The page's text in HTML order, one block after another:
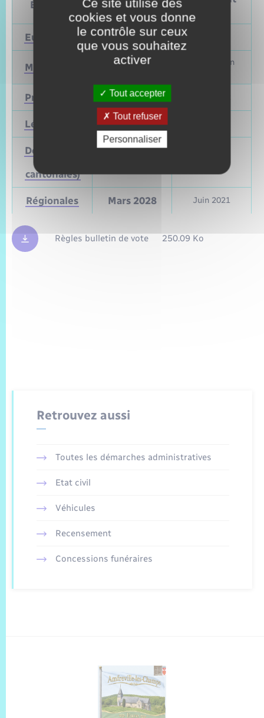
Élections
vote
Européennes 9 juin 2024
Municipales 2026
Mars et juin
Présidentielle 2027
Législatives 2027
Départementales
cantonales)
Régionales Mars 2028 Juin 2021
Règles bulletin de vote 250.09 Ko
Retrouvez aussi
Toutes les démarches administratives
Etat civil
Véhicules
Recensement
Concessions funéraires
Ce site utilise des
cookies et vous donne
le contrôle sur ceux
que vous souhaitez
activer
Tout accepter
Tout refuser
Personnaliser